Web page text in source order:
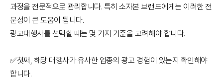
과정을 전문적으로 관리합니다. 특히 소자본 브랜드에게는 이러한 전
문성이 큰 도움이 됩니다.
광고대행사를 선택할 때는 몇 가지 기준을 고려해야 합니다.
✅첫째, 해당 대행사가 유사한 업종의 광고 경험이 있는지 확인해야
합니다.